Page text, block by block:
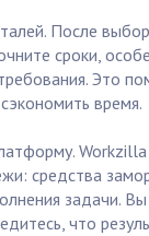
После
сроки,
Это
время.
средства
задачи.
что